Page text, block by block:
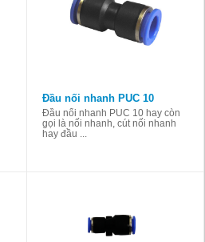
Đầu nối nhanh PUC 10
Đầu nối nhanh PUC 10 hay còn
gọi là nối nhanh, cút nối nhanh
hay đầu ...